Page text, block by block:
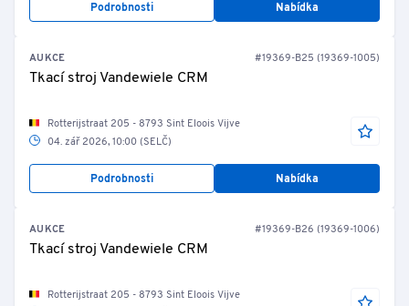
Podrobnosti Nabídka
AUKCE #19369-B25 (19369-1005)
Tkací stroj Vandewiele CRM
Rotterijstraat 205 - 8793 Sint Eloois Vijve
04. zář 2026, 10:00 (SELČ)
Podrobnosti Nabídka
AUKCE #19369-B26 (19369-1006)
Tkací stroj Vandewiele CRM
Rotterijstraat 205 - 8793 Sint Eloois Vijve